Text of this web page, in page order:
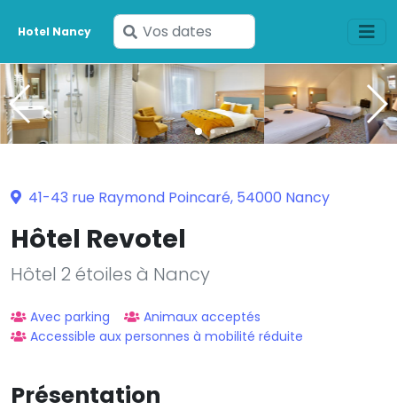
Hotel Nancy
Saisissez
vos
dates
41-43 rue Raymond Poincaré, 54000 Nancy
Hôtel Revotel
Hôtel 2 étoiles à Nancy
Avec parking
Animaux acceptés
Accessible aux personnes à mobilité réduite
Présentation